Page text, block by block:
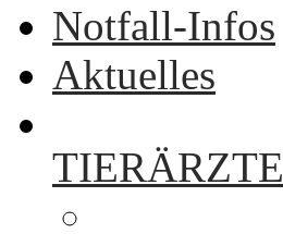
Notfall-Infos
Aktuelles
TIERÄRZTE